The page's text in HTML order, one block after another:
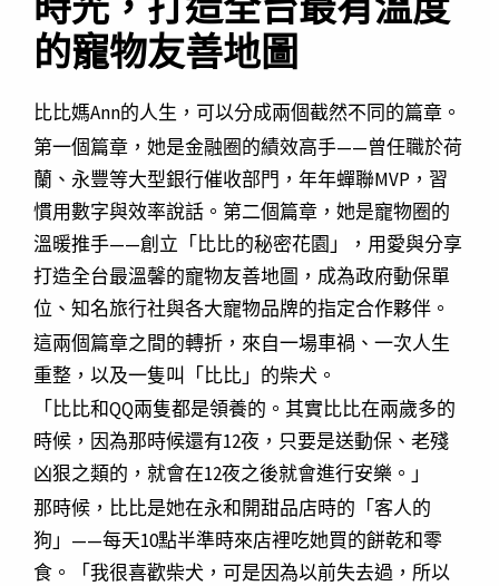
的寵物友善地圖
比比媽Ann的人生，可以分成兩個截然不同的篇章。
第一個篇章，她是金融圈的績效高手——曾任職於荷
蘭、永豐等大型銀行催收部門，年年蟬聯MVP，習
慣用數字與效率說話。第二個篇章，她是寵物圈的
溫暖推手——創立「比比的秘密花園」，用愛與分享
打造全台最溫馨的寵物友善地圖，成為政府動保單
位、知名旅行社與各大寵物品牌的指定合作夥伴。
這兩個篇章之間的轉折，來自一場車禍、一次人生
重整，以及一隻叫「比比」的柴犬。
「比比和QQ兩隻都是領養的。其實比比在兩歲多的
時候，因為那時候還有12夜，只要是送動保、老殘
凶狠之類的，就會在12夜之後就會進行安樂。」
那時候，比比是她在永和開甜品店時的「客人的
狗」——每天10點半準時來店裡吃她買的餅乾和零
食。「我很喜歡柴犬，可是因為以前失去過，所以